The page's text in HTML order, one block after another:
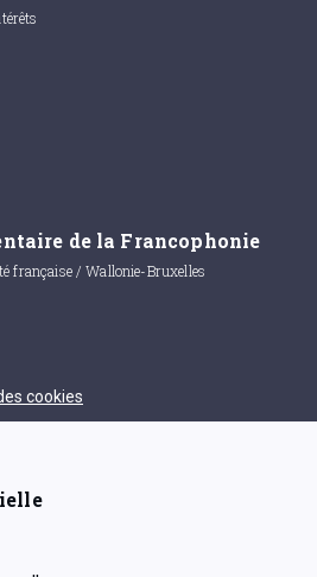
de la Francophonie
française / Wallonie-Bruxelles
cookies